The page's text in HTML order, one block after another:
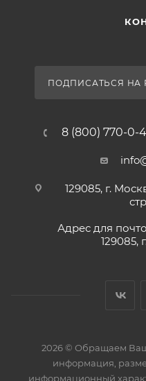
ПОДПИСАТЬСЯ НА
8 (800) 770-0-
129085, г.
Адрес для
129085,
2026 © Обращаем
информация,
информационный